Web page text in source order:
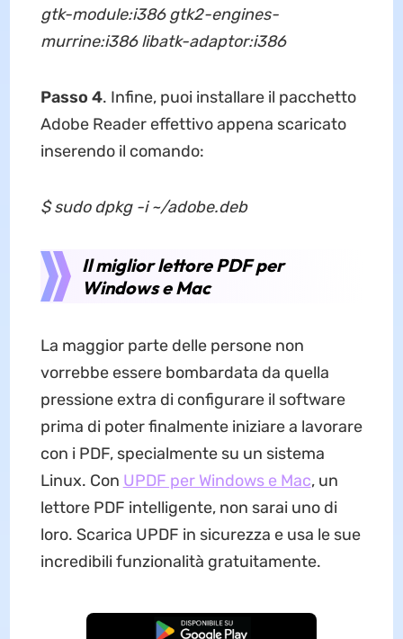
gtk-module:i386 gtk2-engines-
murrine:i386 libatk-adaptor:i386
Passo 4. Infine, puoi installare il pacchetto
Adobe Reader effettivo appena scaricato
inserendo il comando:
$ sudo dpkg -i ~/adobe.deb
Il miglior lettore PDF per
Windows e Mac
La maggior parte delle persone non
vorrebbe essere bombardata da quella
pressione extra di configurare il software
prima di poter finalmente iniziare a lavorare
con i PDF, specialmente su un sistema
Linux. Con UPDF per Windows e Mac, un
lettore PDF intelligente, non sarai uno di
loro. Scarica UPDF in sicurezza e usa le sue
incredibili funzionalità gratuitamente.
Download Gratis